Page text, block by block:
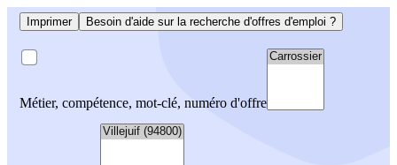
Imprimer Besoin d'aide sur la recherche d'offres d'emploi ?
Métier, compétence, mot-clé, numéro d'offre